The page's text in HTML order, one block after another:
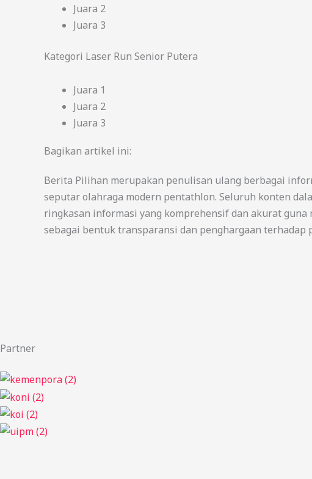
Juara 2
Juara 3
Kategori Laser Run Senior Putera
Juara 1
Juara 2
Juara 3
Bagikan artikel ini:
Berita Pilihan merupakan penulisan ulang berbagai
seputar olahraga modern pentathlon. Seluruh konten
ringkasan informasi yang komprehensif dan akurat
sebagai bentuk transparansi dan penghargaan terhadap
Partner